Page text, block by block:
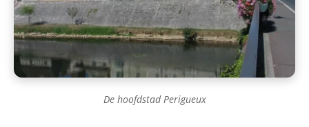
De hoofdstad Perigueux